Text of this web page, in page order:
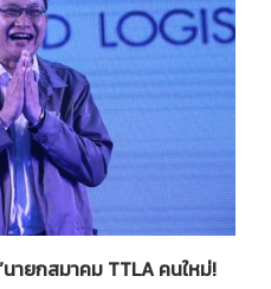
นายกสมาคม TTLA คนใหม่!